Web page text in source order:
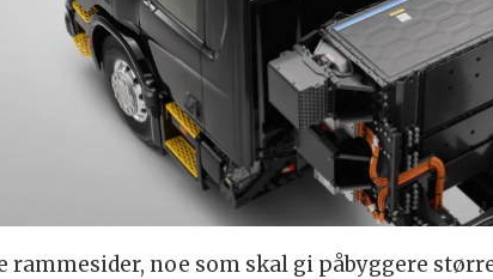
rammesider, noe som skal gi påbyggere